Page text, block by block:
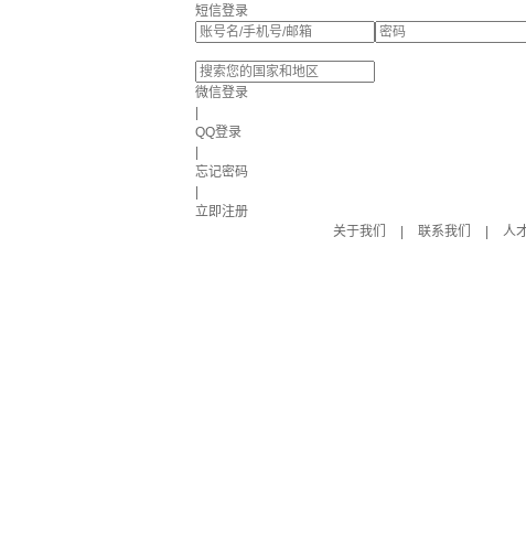
短信登录
微信登录
QQ登录
忘记密码
立即注册
关于我们
联系我们 人